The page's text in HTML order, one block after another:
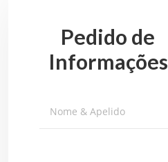
Pedido de
Informações